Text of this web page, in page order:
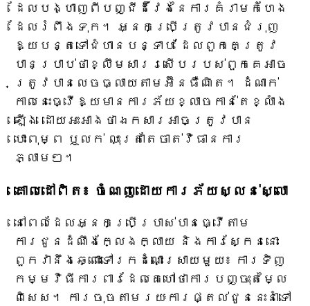
ដែលបង្ហាញពីបញ្ជីដ៏វែងនៃការគំរាមកំហែង
ដែលរំពឹងទុក។ អ្នក​ប្រើ​ត្រូវ​បាន​ជំរុញ​
ឱ្យ​បន្ត​ទៅ​ជំហាន​បន្ទាប់ ដែល​ពួកគេ​ត្រូវ​
បាន​ប្រាប់​ថា​ខ្លឹមសារ​រសើប​របស់​ពួកគេ​អាច​
ត្រូវ​បាន​លេច​ធ្លាយ​តាម​អ៊ីនធឺណិត។ ដំណាក់
កាលនេះធ្វើឱ្យមានការភ័យខ្លាចកាន់តែខ្លាំង
ឡើង ដោយអះអាងថាឯកសារអាចត្រូវបាន
បោះពុម្ព ឬលក់ លុះត្រាតែចាត់វិធានការ
ភ្លាមៗ។
គោលដៅពិត៖ ចំណេញដោយការភ័យស្លន់ស្លោ
នៅពេលដែលអ្នកប្រើប្រាស់បានធ្វើតាម
ការជូនដំណឹងក្លែងក្លាយ និងការស្កែននោះ
ពួកវានឹងឆ្ពោះទៅរកដំណោះស្រាយមួយ៖ ការទិញ
កម្មវិធីការពារដែលគេហៅថាការបញ្ចុះតម្លៃ
ពិសេស។ ការចុចតាមរយៈការផ្តល់ជូននេះនាំទៅ